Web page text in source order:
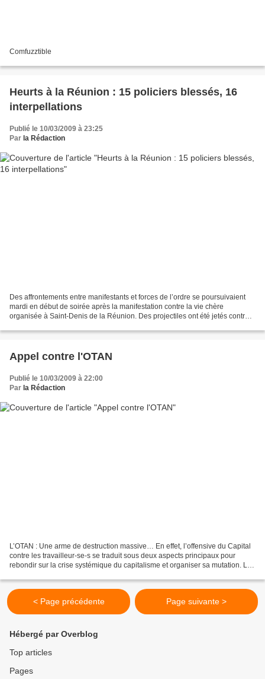
Comfuzztible
Heurts à la Réunion : 15 policiers blessés, 16
interpellations
Publié le 10/03/2009 à 23:25
Par la Rédaction
Des affrontements entre manifestants et forces de l’ordre se poursuivaient
mardi en début de soirée après la manifestation contre la vie chère
organisée à Saint-Denis de la Réunion. Des projectiles ont été jetés contre
Appel contre l'OTAN
Publié le 10/03/2009 à 22:00
Par la Rédaction
L’OTAN : Une arme de destruction massive… En effet, l’offensive du Capital
contre les travailleur-se-s se traduit sous deux aspects principaux pour
rebondir sur la crise systémique du capitalisme et organiser sa mutation. Le
< Page précédente Page suivante >
Hébergé par Overblog
Top articles
Pages